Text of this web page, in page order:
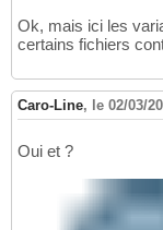
Ok, mais ici les
certains fichiers
Caro-Line, le 02/03/
Oui et ?